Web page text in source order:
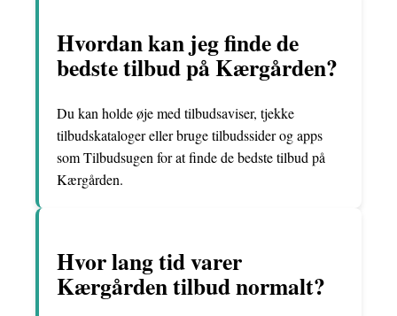
Hvordan kan jeg finde de
bedste tilbud på Kærgården?
Du kan holde øje med tilbudsaviser, tjekke
tilbudskataloger eller bruge tilbudssider og apps
som Tilbudsugen for at finde de bedste tilbud på
Kærgården.
Hvor lang tid varer
Kærgården tilbud normalt?